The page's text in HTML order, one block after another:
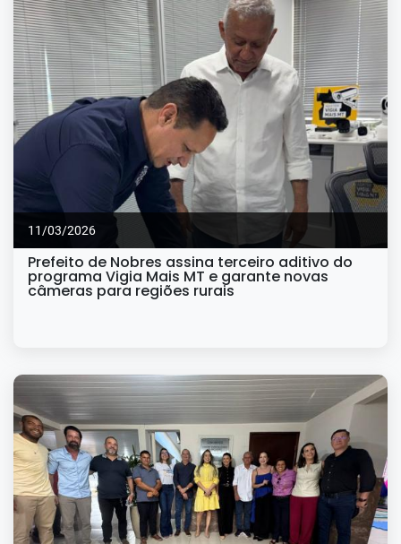
11/03/2026
Prefeito de Nobres assina terceiro aditivo do
programa Vigia Mais MT e garante novas
câmeras para regiões rurais